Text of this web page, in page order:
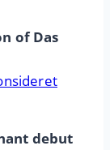
of Das
debut